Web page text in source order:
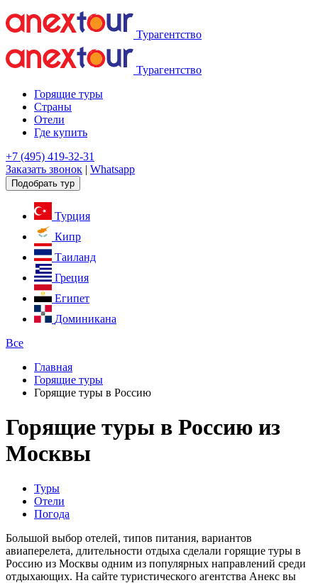
Турагентство
Турагентство
Горящие туры
Страны
Отели
Где купить
+7 (495) 419-32-31
Заказать звонок | Whatsapp
Подобрать тур
Турция
Кипр
Таиланд
Греция
Египет
Доминикана
Все
Главная
Горящие туры
Горящие туры в Россию
Горящие туры в Россию из
Москвы
Туры
Отели
Погода
Большой выбор отелей, типов питания, вариантов
авиаперелета, длительности отдыха сделали горящие туры в
Россию из Москвы одним из популярных направлений среди
отдыхающих. На сайте туристического агентства Анекс вы